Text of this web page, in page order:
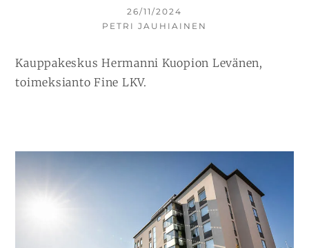
KIRJOITETTU
26/11/2024
KIRJOITTAJA
PETRI JAUHIAINEN
Kauppakeskus Hermanni Kuopion Levänen,
toimeksianto Fine LKV.